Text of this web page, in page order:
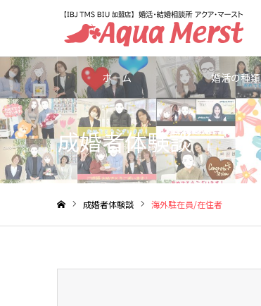
ホーム 婚活の種類
成婚者体験談
成婚者体験談 海外駐在員/在住者